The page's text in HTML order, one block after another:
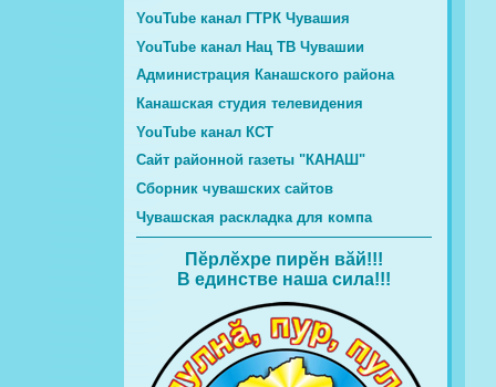
YouTube канал ГТРК Чувашия
YouTube канал Нац ТВ Чувашии
Администрация Канашского района
Канашская студия телевидения
YouTube канал КСТ
Сайт районной газеты "КАНАШ"
Сборник чувашских сайтов
Чувашская раскладка для компа
Пĕрлĕхре пирĕн вăй!!!
В единстве наша сила!!!